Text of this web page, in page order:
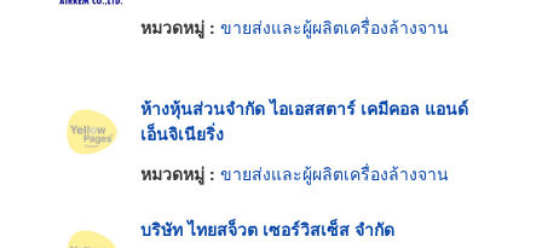
หมวดหมู่ : ขายส่งและผู้ผลิตเครื่องล้างจาน
ห้างหุ้นส่วนจำกัด ไอเอสสตาร์ เคมีคอล แอนด์
เอ็นจิเนียริ่ง
หมวดหมู่ : ขายส่งและผู้ผลิตเครื่องล้างจาน
บริษัท ไทยสจ็วต เซอร์วิสเซ็ส จำกัด